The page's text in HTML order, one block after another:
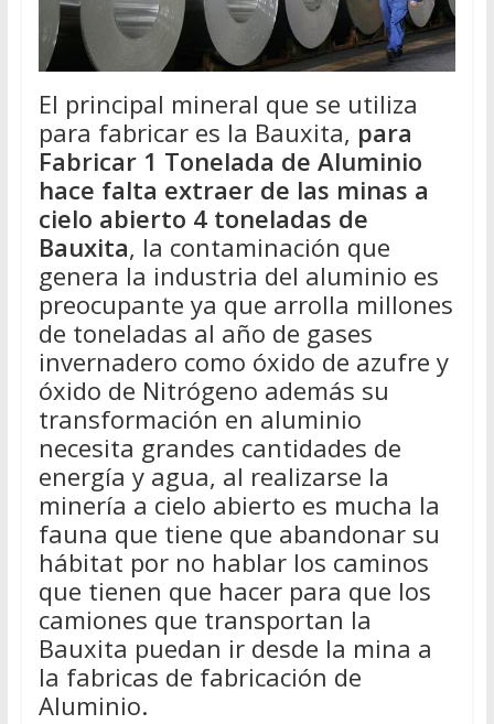
El principal mineral que se utiliza
para fabricar es la Bauxita, para
Fabricar 1 Tonelada de Aluminio
hace falta extraer de las minas a
cielo abierto 4 toneladas de
Bauxita, la contaminación que
genera la industria del aluminio es
preocupante ya que arrolla millones
de toneladas al año de gases
invernadero como óxido de azufre y
óxido de Nitrógeno además su
transformación en aluminio
necesita grandes cantidades de
energía y agua, al realizarse la
minería a cielo abierto es mucha la
fauna que tiene que abandonar su
hábitat por no hablar los caminos
que tienen que hacer para que los
camiones que transportan la
Bauxita puedan ir desde la mina a
la fabricas de fabricación de
Aluminio.